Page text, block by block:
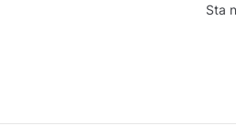
Sta